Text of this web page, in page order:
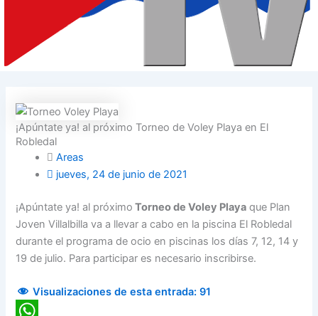
¡Apúntate ya! al próximo Torneo de Voley Playa en El
Robledal
Areas
jueves, 24 de junio de 2021
¡Apúntate ya! al próximo Torneo de Voley Playa que Plan
Joven Villalbilla va a llevar a cabo en la piscina El Robledal
durante el programa de ocio en piscinas los días 7, 12, 14 y
19 de julio. Para participar es necesario inscribirse.
Visualizaciones de esta entrada: 91